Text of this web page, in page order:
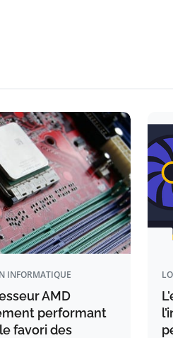
INFORMATIQUE
AMD
performant
favori des